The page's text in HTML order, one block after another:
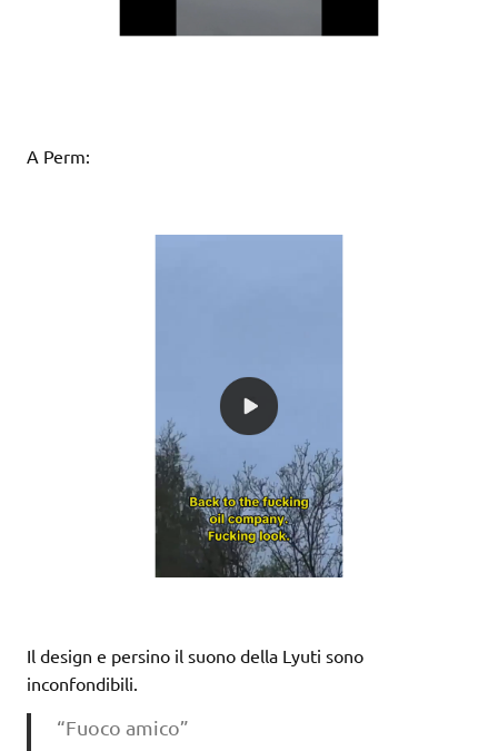
A Perm:
Il design e persino il suono della Lyuti sono
inconfondibili.
“Fuoco amico”